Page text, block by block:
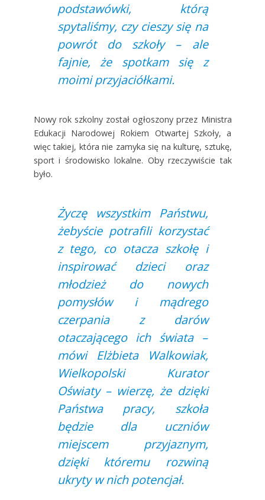
podstawówki, którą
spytaliśmy, czy cieszy się na
powrót do szkoły – ale
fajnie, że spotkam się z
moimi przyjaciółkami.
Nowy rok szkolny został ogłoszony przez Ministra
Edukacji Narodowej Rokiem Otwartej Szkoły, a
więc takiej, która nie zamyka się na kulturę, sztukę,
sport i środowisko lokalne. Oby rzeczywiście tak
było.
Życzę wszystkim Państwu,
żebyście potrafili korzystać
z tego, co otacza szkołę i
inspirować dzieci oraz
młodzież do nowych
pomysłów i mądrego
czerpania z darów
otaczającego ich świata –
mówi Elżbieta Walkowiak,
Wielkopolski Kurator
Oświaty – wierzę, że dzięki
Państwa pracy, szkoła
będzie dla uczniów
miejscem przyjaznym,
dzięki któremu rozwiną
ukryty w nich potencjał.